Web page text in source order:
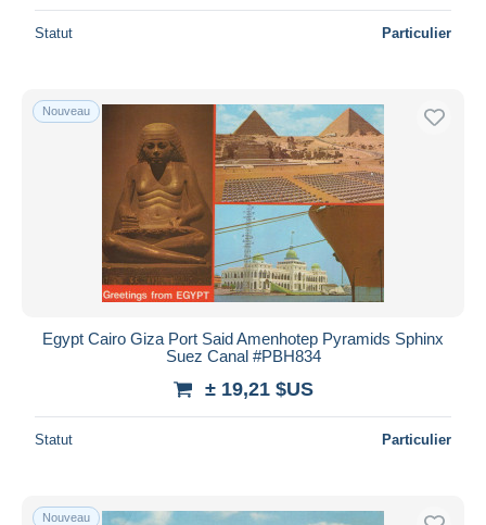
Statut Particulier
Nouveau
Egypt Cairo Giza Port Said Amenhotep Pyramids Sphinx
Suez Canal #PBH834
± 19,21 $US
Statut Particulier
Nouveau